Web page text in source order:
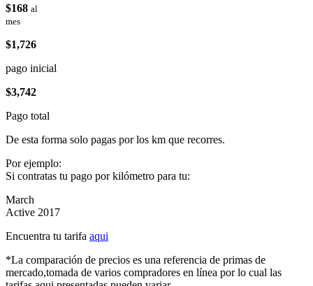
$168 al
mes
$1,726
pago inicial
$3,742
Pago total
De esta forma solo pagas por los km que recorres.
Por ejemplo:
Si contratas tu pago por kilómetro para tu:
March
Active 2017
Encuentra tu tarifa aqui
*La comparación de precios es una referencia de primas de
mercado,tomada de varios compradores en línea por lo cual las